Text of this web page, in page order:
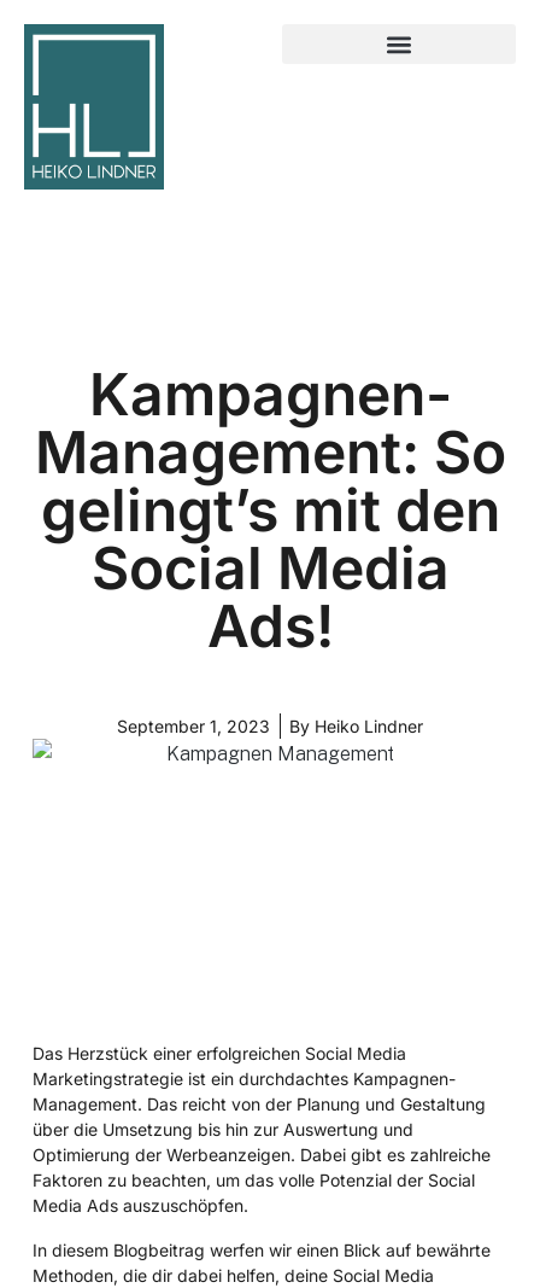
Kampagnen-
Management: So
gelingt’s mit den
Social Media
Ads!
September 1, 2023 By Heiko Lindner
Das Herzstück einer erfolgreichen Social Media
Marketingstrategie ist ein durchdachtes Kampagnen-
Management. Das reicht von der Planung und Gestaltung
über die Umsetzung bis hin zur Auswertung und
Optimierung der Werbeanzeigen. Dabei gibt es zahlreiche
Faktoren zu beachten, um das volle Potenzial der Social
Media Ads auszuschöpfen.
In diesem Blogbeitrag werfen wir einen Blick auf bewährte
Methoden, die dir dabei helfen, deine Social Media